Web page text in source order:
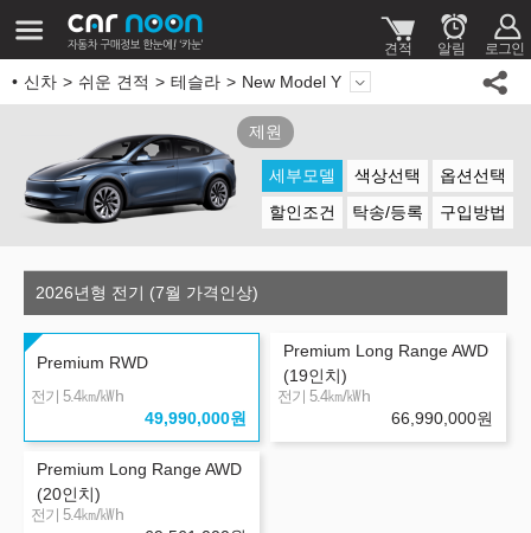
신차 쉬운 견적 테슬라 New Model Y
제원
세부모델 색상선택
옵션선택
할인조건
탁송/등록 구입방법
2026년형 전기 (7월 가격인상)
Premium RWD
전기 5.4㎞/㎾h
49,990,000원
Premium Long Range AWD
(19인치)
전기 5.4㎞/㎾h
66,990,000원
Premium Long Range AWD
(20인치)
전기 5.4㎞/㎾h